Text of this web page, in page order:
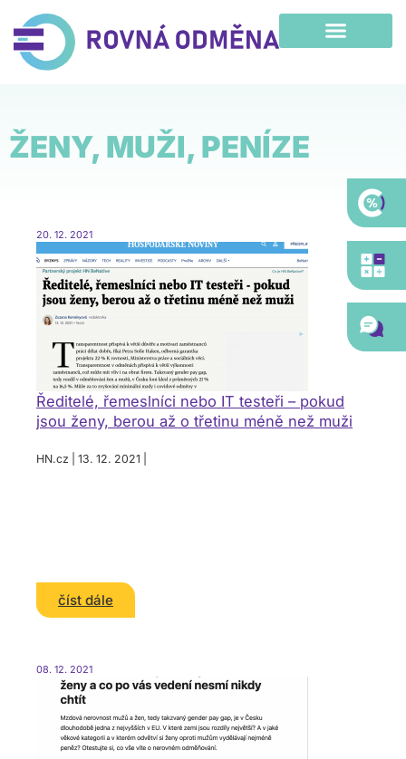
obsah
ŽENY, MUŽI, PENÍZE
20. 12. 2021
Ředitelé, řemeslníci nebo IT testeři – pokud
jsou ženy, berou až o třetinu méně než muži
HN.cz | 13. 12. 2021 |
číst dále
08. 12. 2021